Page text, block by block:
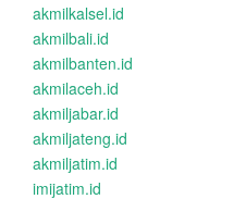
akmilkalsel.id
akmilbali.id
akmilbanten.id
akmilaceh.id
akmiljabar.id
akmiljateng.id
akmiljatim.id
imijatim.id